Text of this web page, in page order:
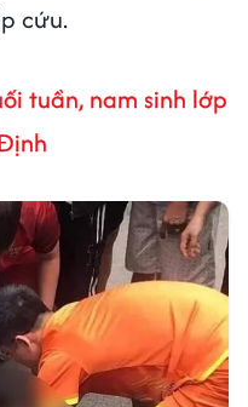
cứu.
tuần, nam sinh lớp